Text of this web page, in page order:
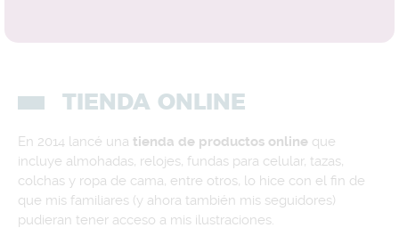
TIENDA ONLINE
En 2014 lancé una tienda de productos online que
incluye almohadas, relojes, fundas para celular, tazas,
colchas y ropa de cama, entre otros, lo hice con el fin de
que mis familiares (y ahora también mis seguidores)
pudieran tener acceso a mis ilustraciones.